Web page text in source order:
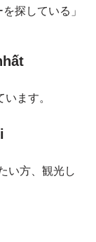
探している」
ます。
い方、観光し